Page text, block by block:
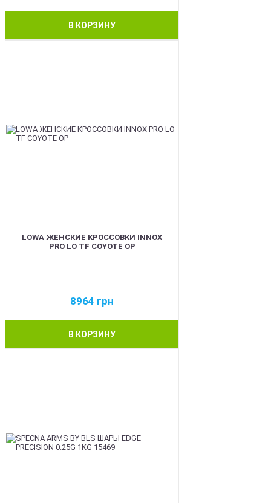
В КОРЗИНУ
LOWA ЖЕНСКИЕ КРОССОВКИ INNOX
PRO LO TF COYOTE OP
8964 грн
В КОРЗИНУ